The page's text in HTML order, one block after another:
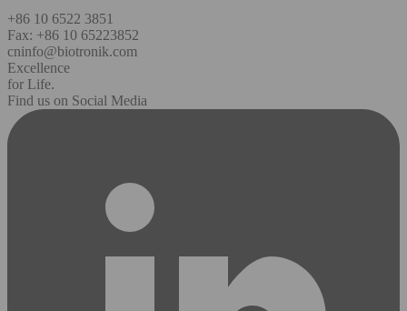
+86 10 6522 3851
Fax: +86 10 65223852
cninfo@biotronik.com
Excellence
for Life.
Find us on Social Media